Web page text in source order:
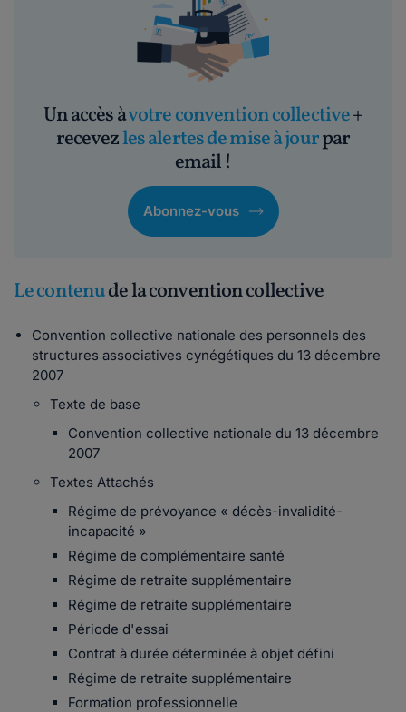
Un accès àvotre convention collective+
recevezles alertes de mise à jourpar
email !
Abonnez-vous
Le contenude la convention collective
Convention collective nationale des personnels des
structures associatives cynégétiques du 13 décembre
2007
Texte de base
Convention collective nationale du 13 décembre
2007
Textes Attachés
Régime de prévoyance « décès-invalidité-
incapacité »
Régime de complémentaire santé
Régime de retraite supplémentaire
Régime de retraite supplémentaire
Période d'essai
Contrat à durée déterminée à objet défini
Régime de retraite supplémentaire
Formation professionnelle